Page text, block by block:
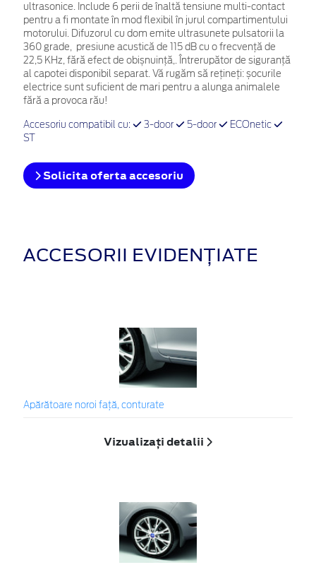
ultrasonice. Include 6 perii de înaltă tensiune multi-contact
pentru a fi montate în mod flexibil în jurul compartimentului
motorului. Difuzorul cu dom emite ultrasunete pulsatorii la
360 grade, presiune acustică de 115 dB cu o frecvență de
22,5 KHz, fără efect de obișnuință,.
Întrerupător de siguranță
al capotei disponibil separat. Vă rugăm să rețineți: șocurile
electrice sunt suficient de mari pentru a alunga animalele
fără a provoca rău!
Accesoriu compatibil cu: 3-door 5-door
ECOnetic
ST
Solicita oferta accesoriu
ACCESORII EVIDENȚIATE
Apărătoare noroi faţă, conturate
Vizualizați detalii